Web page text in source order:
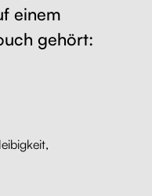
einem
gehört: